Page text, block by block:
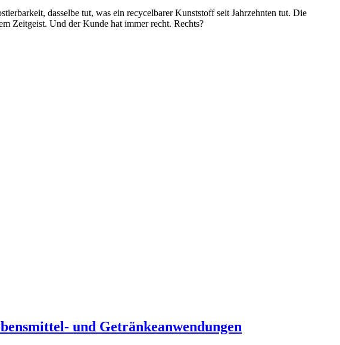
dasselbe tut, was ein recycelbarer Kunststoff seit Jahrzehnten tut. Die
Zeitgeist. Und der Kunde hat immer recht. Rechts?
und Getränkeanwendungen